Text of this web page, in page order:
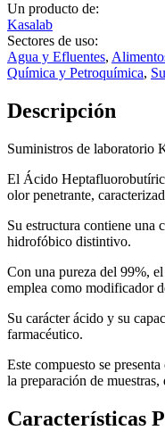
Un producto de:
Kasalab
Sectores de uso:
Agua y Efluentes,
Química y Petroquímica,
Descripción
Suministros de laboratorio
El Ácido
olor penetrante,
Su estructura contiene una
hidrofóbico distintivo.
Con una pureza del 99%,
emplea como modificador
Su carácter ácido y su
farmacéutico.
Este compuesto se
la preparación de
Características